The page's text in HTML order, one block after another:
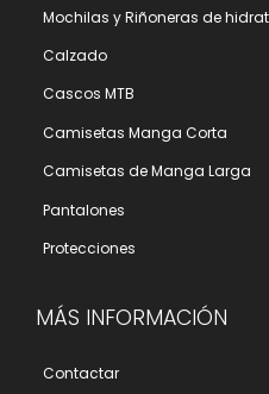
Mochilas y Riñoneras de
Calzado
Cascos MTB
Camisetas Manga Corta
Camisetas de Manga Larga
Pantalones
Protecciones
MÁS INFORMACIÓN
Contactar